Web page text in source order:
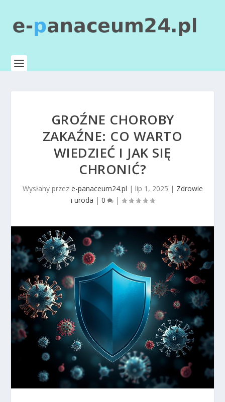
GROŹNE CHOROBY
ZAKAŹNE: CO WARTO
WIEDZIEĆ I JAK SIĘ
CHRONIĆ?
Wysłany przez e-panaceum24.pl | lip 1, 2025 | Zdrowie
i uroda | 0 |